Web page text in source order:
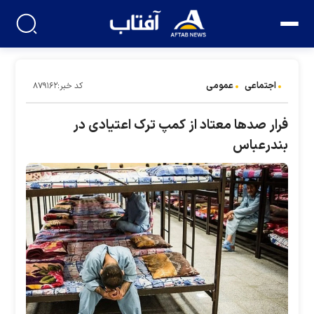
اجتماعی عمومی کد خبر:۸۷۹۱۶۲
فرار صد‌ها معتاد از کمپ ترک اعتیادی در
بندرعباس